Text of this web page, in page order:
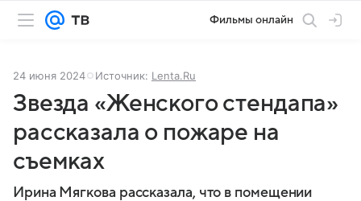
Фильмы онлайн
24 июня 2024 Источник: Lenta.Ru
Звезда «Женского стендапа»
рассказала о пожаре на
съемках
Ирина Мягкова рассказала, что в помещении